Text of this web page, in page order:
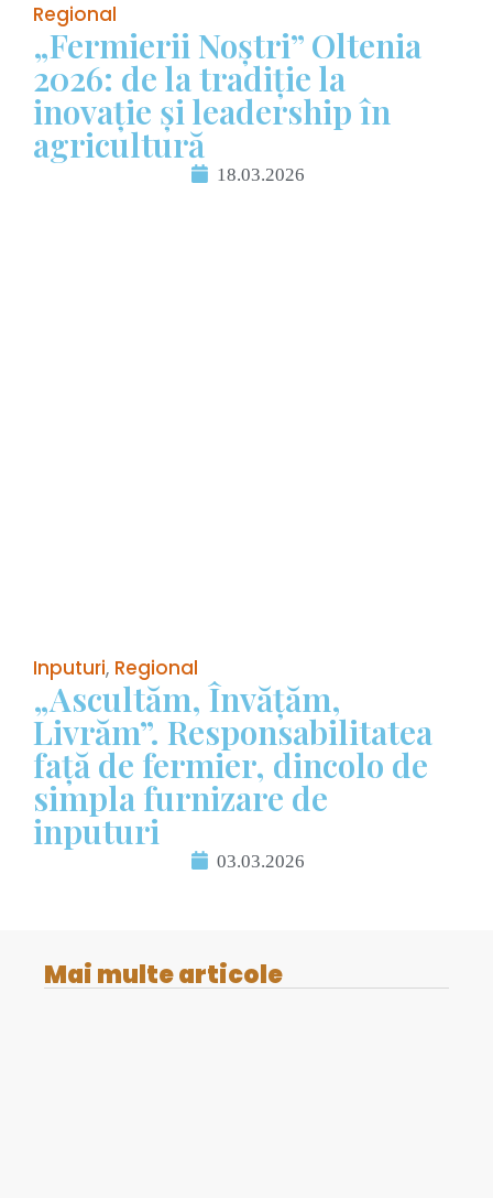
Regional
„Fermierii Noștri” Oltenia
2026: de la tradiție la
inovație și leadership în
agricultură
18.03.2026
Inputuri, Regional
„Ascultăm, Învățăm,
Livrăm”. Responsabilitatea
față de fermier, dincolo de
simpla furnizare de
inputuri
03.03.2026
Mai multe articole